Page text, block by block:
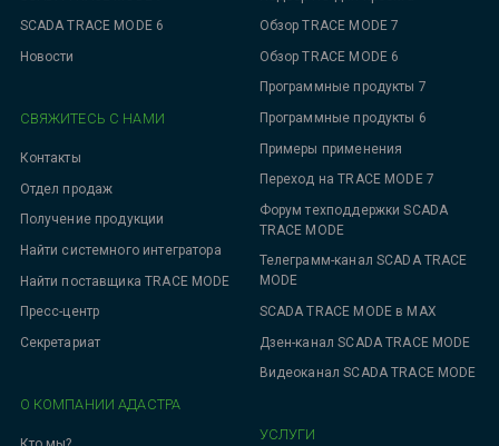
SCADA TRACE MODE 6
Новости
Обзор TRACE MODE 7
Обзор TRACE MODE 6
Программные продукты 7
Программные продукты 6
Примеры применения
Переход на TRACE MODE 7
Форум техподдержки SCADA
TRACE MODE
Телеграмм-канал SCADA TRACE
MODE
SCADA TRACE MODE в MAX
Дзен-канал SCADA TRACE MODE
Видеоканал SCADA TRACE MODE
УСЛУГИ
СВЯЖИТЕСЬ С НАМИ
Контакты
Отдел продаж
Получение продукции
Найти системного интегратора
Найти поставщика TRACE MODE
Пресс-центр
Секретариат
О КОМПАНИИ АДАСТРА